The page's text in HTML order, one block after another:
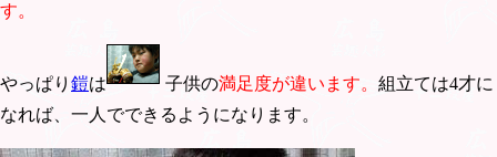
す。
やっぱり 鎧は 子供の満足度が違います。 組立ては4才に
なれば、一人でできるようになります。